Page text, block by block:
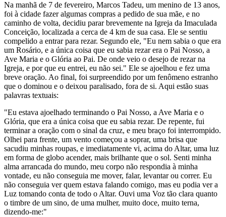
Na manhã de 7 de fevereiro, Marcos Tadeu, um menino de 13 anos,
foi à cidade fazer algumas compras a pedido de sua mãe, e no
caminho de volta, decidiu parar brevemente na Igreja da Imaculada
Conceição, localizada a cerca de 4 km de sua casa. Ele se sentiu
compelido a entrar para rezar. Segundo ele, "Eu nem sabia o que era
um Rosário, e a única coisa que eu sabia rezar era o Pai Nosso, a
Ave Maria e o Glória ao Pai. De onde veio o desejo de rezar na
Igreja, e por que eu entrei, eu não sei." Ele se ajoelhou e fez uma
breve oração. Ao final, foi surpreendido por um fenômeno estranho
que o dominou e o deixou paralisado, fora de si. Aqui estão suas
palavras textuais:
"Eu estava ajoelhado terminando o Pai Nosso, a Ave Maria e o
Glória, que era a única coisa que eu sabia rezar. De repente, fui
terminar a oração com o sinal da cruz, e meu braço foi interrompido.
Olhei para frente, um vento começou a soprar, uma brisa que
sacudiu minhas roupas, e imediatamente vi, acima do Altar, uma luz
em forma de globo acender, mais brilhante que o sol. Senti minha
alma arrancada do mundo, meu corpo não respondia à minha
vontade, eu não conseguia me mover, falar, levantar ou correr. Eu
não conseguia ver quem estava falando comigo, mas eu podia ver a
Luz tomando conta de todo o Altar. Ouvi uma Voz tão clara quanto
o timbre de um sino, de uma mulher, muito doce, muito terna,
dizendo-me:"